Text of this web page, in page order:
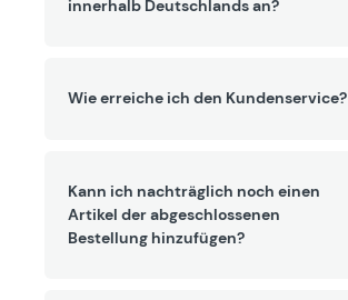
innerhalb Deutschlands an?
Wie erreiche ich den Kundenservice?
Kann ich nachträglich noch einen
Artikel der abgeschlossenen
Bestellung hinzufügen?